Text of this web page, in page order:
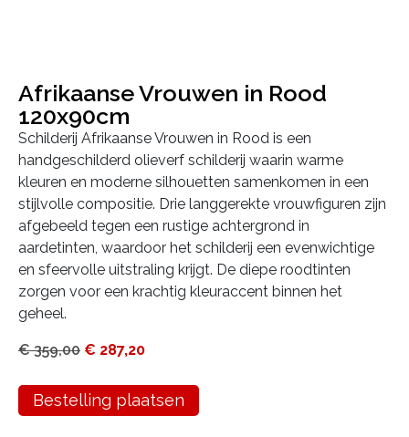
Afrikaanse Vrouwen in Rood
120x90cm
Schilderij Afrikaanse Vrouwen in Rood is een
handgeschilderd olieverf schilderij waarin warme
kleuren en moderne silhouetten samenkomen in een
stijlvolle compositie. Drie langgerekte vrouwfiguren zijn
afgebeeld tegen een rustige achtergrond in
aardetinten, waardoor het schilderij een evenwichtige
en sfeervolle uitstraling krijgt. De diepe roodtinten
zorgen voor een krachtig kleuraccent binnen het
geheel.
€359,00 € 287,20
Bestelling plaatsen